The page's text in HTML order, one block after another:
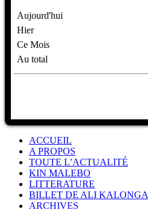
Aujourd'hui
Hier
Ce Mois
Au total
ACCUEIL
A PROPOS
TOUTE L’ACTUALITÉ
KIN MALEBO
LITTERATURE
BILLET DE ALI KALONGA
ARCHIVES